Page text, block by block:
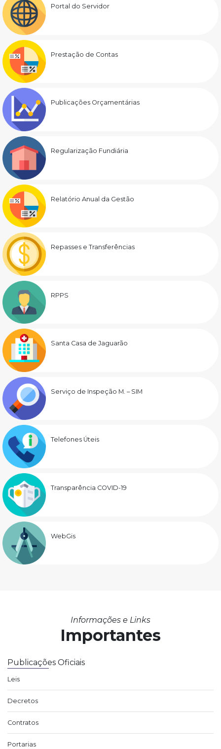
Portal do Servidor
Prestação de Contas
Publicações Orçamentárias
Regularização Fundiária
Relatório Anual da Gestão
Repasses e Transferências
RPPS
Santa Casa de Jaguarão
Serviço de Inspeção M. – SIM
Telefones Úteis
Transparência COVID-19
WebGis
Informações e Links
Importantes
Publicações Oficiais
Leis
Decretos
Contratos
Portarias